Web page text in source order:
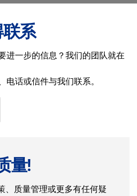
系
进一步的信息？我们的团队就在
电话或信件与我们联系。
量!
、质量管理或更多有任何疑